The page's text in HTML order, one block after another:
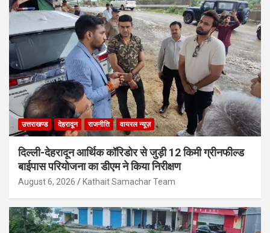
उत्तराखण्ड देहरादून राजनीति वायरल न्यूज़
दिल्ली-देहरादून आर्थिक कॉरिडोर से जुड़ी 12 किमी ग्रीनफील्ड
बाईपास परियोजना का डीएम ने किया निरीक्षण
August 6, 2026 Kathait Samachar Team